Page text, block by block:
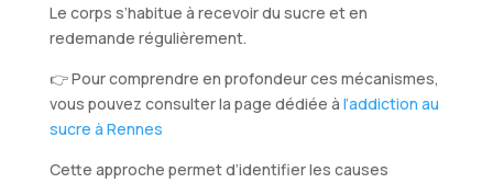
Le corps s’habitue à recevoir du sucre et en
redemande régulièrement.
👉 Pour comprendre en profondeur ces mécanismes,
vous pouvez consulter la page dédiée à l’addiction au
sucre à Rennes
Cette approche permet d’identifier les causes